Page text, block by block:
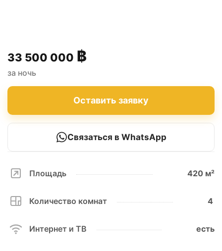
33 500 000 ฿
за ночь
Оставить заявку
Связаться в WhatsApp
Площадь 420 м²
Количество комнат 4
Интернет и ТВ есть